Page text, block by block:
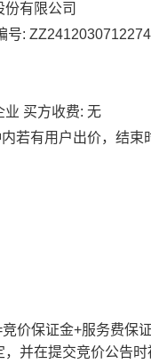
有限公司
号: ZZ2412030712274
业 买方收费: 无
若有用户出价，结
价保证金+服务费保
并在提交竞价公告